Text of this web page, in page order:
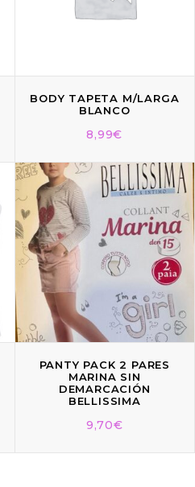
BODY TAPETA M/LARGA
BLANCO
8,99€
PANTY PACK 2 PARES
MARINA SIN
DEMARCACIÓN
BELLISSIMA
9,70€